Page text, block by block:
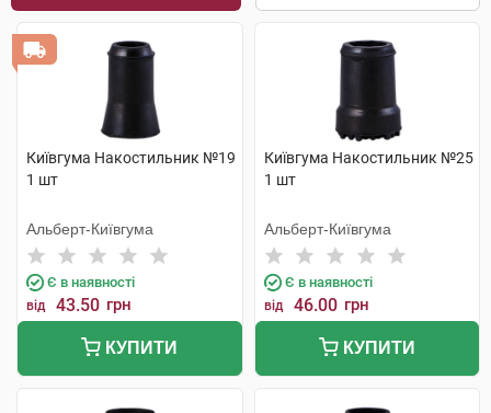
Київгума Накостильник №19
1 шт
Альберт-Київгума
Є в наявності
від 43.50 грн
КУПИТИ
Київгума Накостильник №25
1 шт
Альберт-Київгума
Є в наявності
від 46.00 грн
КУПИТИ